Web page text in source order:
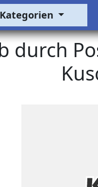
Kategorien
durch